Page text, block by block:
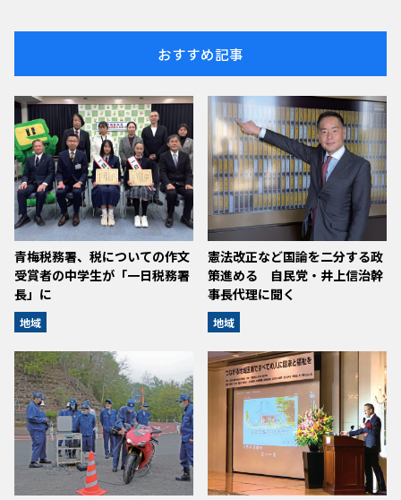
おすすめ記事
青梅税務署、税についての作文
受賞者の中学生が「一日税務署
長」に
地域
憲法改正など国論を二分する政
策進める 自民党・井上信治幹
事長代理に聞く
地域